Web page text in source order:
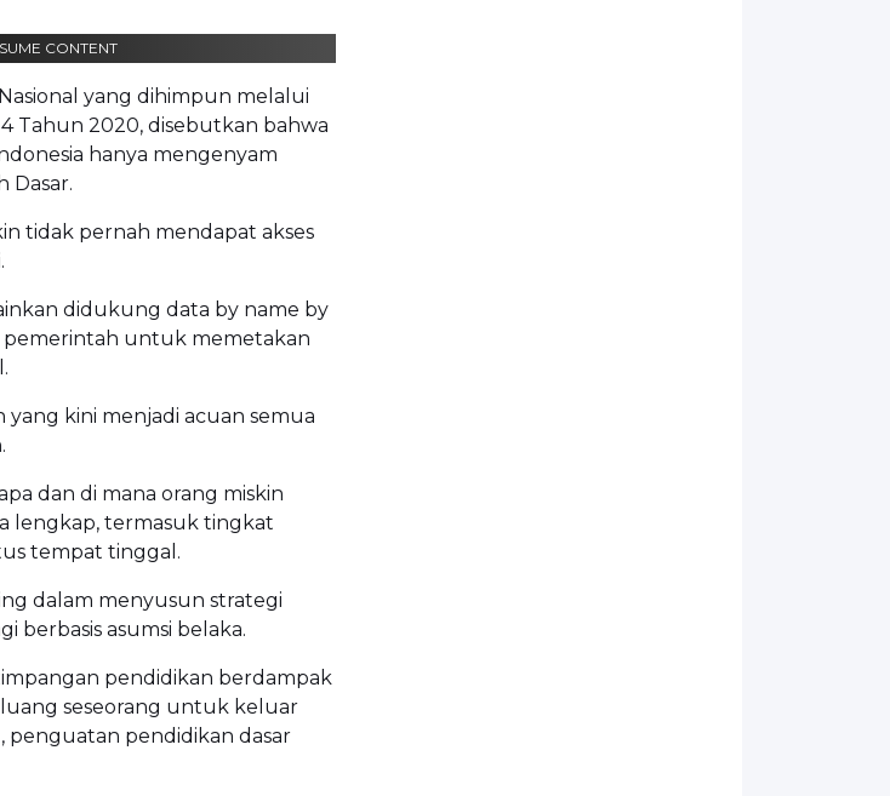
CONTENT
yang dihimpun melalui
Tahun 2020, disebutkan bahwa
hanya mengenyam
Dasar.
tidak pernah mendapat akses
didukung data by name by
pemerintah untuk memetakan
kini menjadi acuan semua
dan di mana orang miskin
lengkap, termasuk tingkat
tempat tinggal.
dalam menyusun strategi
berbasis asumsi belaka.
pendidikan berdampak
seseorang untuk keluar
penguatan pendidikan dasar